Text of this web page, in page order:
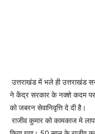
उत्तराखंड में भले ही उत्तराखंड
ने केंद्र सरकार के नक्शे कदम पर
को जबरन सेवानिवृत्ति दे दी है।
राजीव कुमार को कामकाज मे